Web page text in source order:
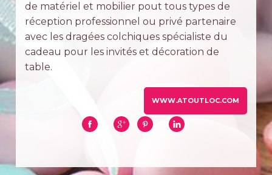
de matériel et mobilier pout tous types de
réception professionnel ou privé partenaire
avec les dragées colchiques spécialiste du
cadeau pour les invités et décoration de
table.
WWW.ATOUTLOC.COM